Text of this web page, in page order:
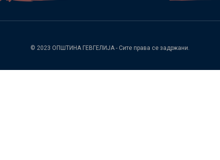
© 2023 ОПШТИНА ГЕВГЕЛИЈА - Сите права се задржани.